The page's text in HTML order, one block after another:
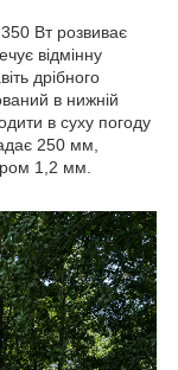
Вт розвиває
відмінну
дрібного
в нижній
в суху погоду
250 мм,
1,2 мм.